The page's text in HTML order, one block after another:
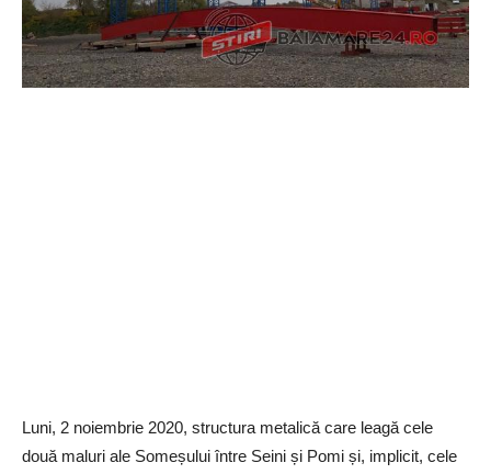
Luni, 2 noiembrie 2020, structura metalică care leagă cele
două maluri ale Someșului între Seini și Pomi și, implicit, cele